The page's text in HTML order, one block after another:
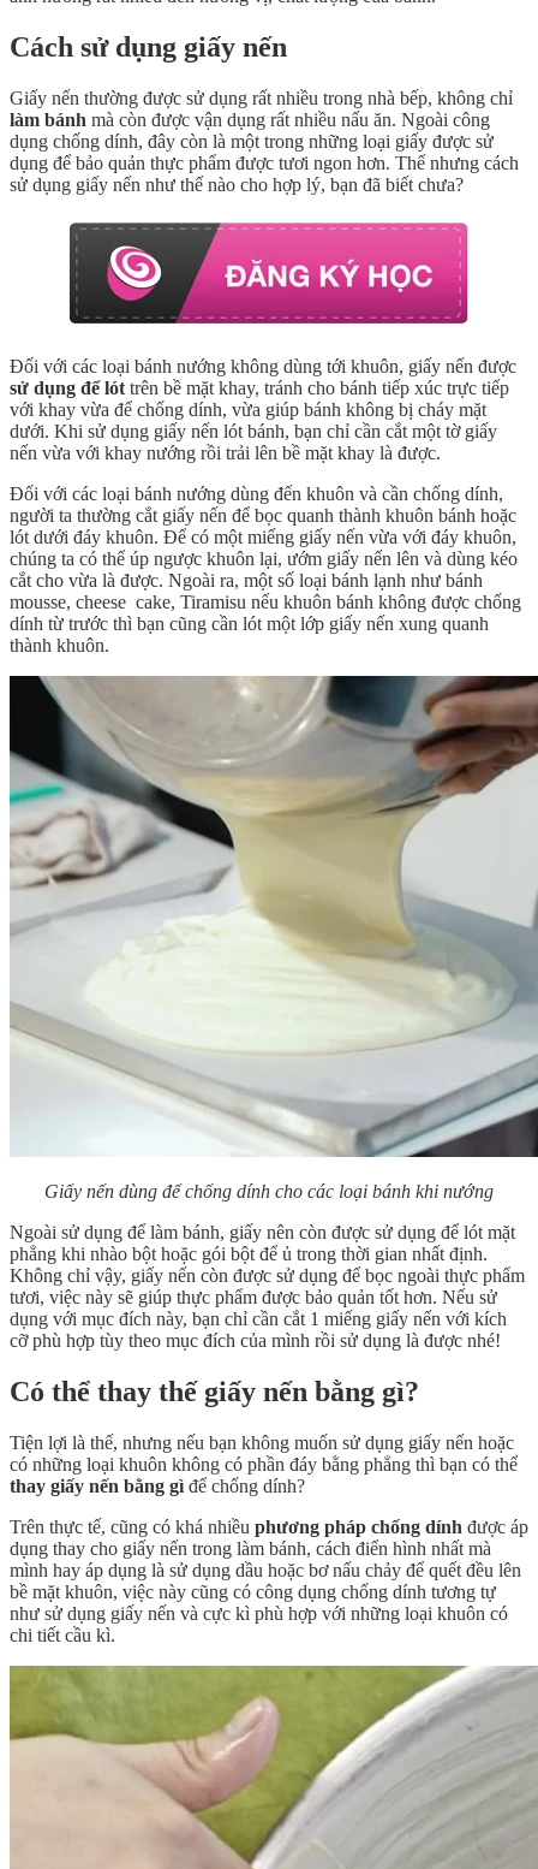
Cách sử dụng giấy nến
Giấy nến thường được sử dụng rất nhiều trong nhà bếp, không chỉ
làm bánh mà còn được vận dụng rất nhiều nấu ăn. Ngoài công
dụng chống dính, đây còn là một trong những loại giấy được sử
dụng để bảo quản thực phẩm được tươi ngon hơn. Thế nhưng cách
sử dụng giấy nến như thế nào cho hợp lý, bạn đã biết chưa?
Đối với các loại bánh nướng không dùng tới khuôn, giấy nến được
sử dụng để lót trên bề mặt khay, tránh cho bánh tiếp xúc trực tiếp
với khay vừa để chống dính, vừa giúp bánh không bị cháy mặt
dưới. Khi sử dụng giấy nến lót bánh, bạn chỉ cần cắt một tờ giấy
nến vừa với khay nướng rồi trải lên bề mặt khay là được.
Đối với các loại bánh nướng dùng đến khuôn và cần chống dính,
người ta thường cắt giấy nến để bọc quanh thành khuôn bánh hoặc
lót dưới đáy khuôn. Để có một miếng giấy nến vừa với đáy khuôn,
chúng ta có thể úp ngược khuôn lại, ướm giấy nến lên và dùng kéo
cắt cho vừa là được. Ngoài ra, một số loại bánh lạnh như bánh
mousse, cheese cake, Tiramisu nếu khuôn bánh không được chống
dính từ trước thì bạn cũng cần lót một lớp giấy nến xung quanh
thành khuôn.
Giấy nến dùng để chống dính cho các loại bánh khi nướng
Ngoài sử dụng để làm bánh, giấy nên còn được sử dụng để lót mặt
phẳng khi nhào bột hoặc gói bột để ủ trong thời gian nhất định.
Không chỉ vậy, giấy nến còn được sử dụng để bọc ngoài thực phẩm
tươi, việc này sẽ giúp thực phẩm được bảo quản tốt hơn. Nếu sử
dụng với mục đích này, bạn chỉ cần cắt 1 miếng giấy nến với kích
cỡ phù hợp tùy theo mục đích của mình rồi sử dụng là được nhé!
Có thể thay thế giấy nến bằng gì?
Tiện lợi là thế, nhưng nếu bạn không muốn sử dụng giấy nến hoặc
có những loại khuôn không có phần đáy bằng phẳng thì bạn có thể
thay giấy nến bằng gì để chống dính?
Trên thực tế, cũng có khá nhiều phương pháp chống dính được áp
dụng thay cho giấy nến trong làm bánh, cách điển hình nhất mà
mình hay áp dụng là sử dụng dầu hoặc bơ nấu chảy để quết đều lên
bề mặt khuôn, việc này cũng có công dụng chống dính tương tự
như sử dụng giấy nến và cực kì phù hợp với những loại khuôn có
chi tiết cầu kì.